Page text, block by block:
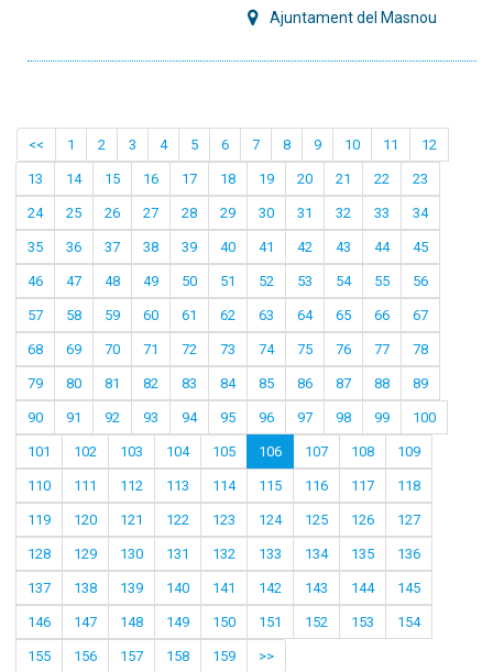
Ajuntament del Masnou
<< 1 2 3 4 5 6 7 8 9 10 11 12
13 14 15 16 17 18 19 20 21 22 23
24 25 26 27 28 29 30 31 32 33 34
35 36 37 38 39 40 41 42 43 44 45
46 47 48 49 50 51 52 53 54 55 56
57 58 59 60 61 62 63 64 65 66 67
68 69 70 71 72 73 74 75 76 77 78
79 80 81 82 83 84 85 86 87 88 89
90 91 92 93 94 95 96 97 98 99 100
101 102 103 104 105 106 107 108 109
110 111 112 113 114 115 116 117 118
119 120 121 122 123 124 125 126 127
128 129 130 131 132 133 134 135 136
137 138 139 140 141 142 143 144 145
146 147 148 149 150 151 152 153 154
155 156 157 158 159 >>